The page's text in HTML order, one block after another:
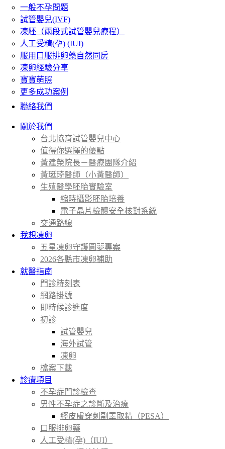
一般不孕問題
試管嬰兒(IVF)
凍胚（兩段式試管嬰兒療程）
人工受精(孕) (IUI)
服用口服排卵藥自然同房
凍卵經驗分享
寶寶萌照
更多成功案例
聯絡我們
關於我們
台北協育試管嬰兒中心
值得你選擇的優點
黃建榮院長－醫療團隊介紹
黃珽琦醫師（小黃醫師）
生殖醫學胚胎實驗室
縮時攝影胚胎培養
電子晶片檢體安全核對系統
交通路線
我想凍卵
五星凍卵守護圓夢專案
2026各縣市凍卵補助
就醫指南
門診時刻表
網路掛號
即時候診進度
初診
試管嬰兒
海外試管
凍卵
檔案下載
診療項目
不孕症門診檢查
男性不孕症之診斷及治療
經皮膚穿刺副睪取精（PESA）
口服排卵藥
人工受精(孕)（IUI）